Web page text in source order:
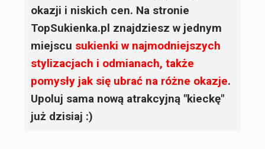
okazji i niskich cen. Na stronie
TopSukienka.pl znajdziesz w jednym
miejscu sukienki w najmodniejszych
stylizacjach i odmianach, także
pomysły jak się ubrać na różne okazje.
Upoluj sama nową atrakcyjną "kieckę"
już dzisiaj :)